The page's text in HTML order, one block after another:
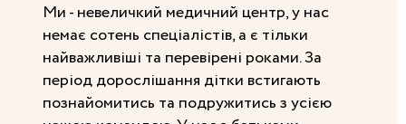
Ми - невеличкий медичний центр, у нас
немає сотень спеціалістів, а є тільки
найважливіші та перевірені роками. За
період дорослішання дітки встигають
познайомитись та подружитись з усією